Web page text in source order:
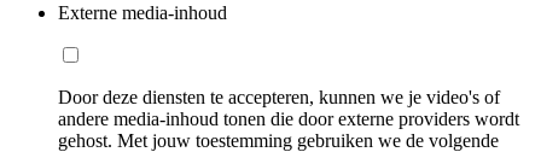
Externe media-inhoud
Door deze diensten te accepteren, kunnen we je video's of
andere media-inhoud tonen die door externe providers wordt
gehost. Met jouw toestemming gebruiken we de volgende